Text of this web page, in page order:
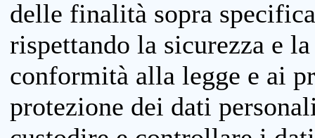
delle finalità sopra
rispettando la sicurezza e
conformità alla legge e ai
protezione dei dati